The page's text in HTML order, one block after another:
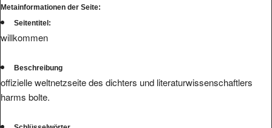
Metainformationen der Seite:
Seitentitel:
willkommen
Beschreibung
offizielle weltnetzseite des dichters und literaturwissenschaftlers
harms bolte.